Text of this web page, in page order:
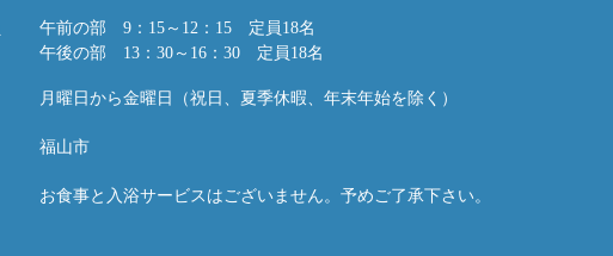
午前の部 9：15～12：15 定員18名
午後の部 13：30～16：30 定員18名
月曜日から金曜日（祝日、夏季休暇、年末年始を除く）
福山市
お食事と入浴サービスはございません。予めご了承下さい。